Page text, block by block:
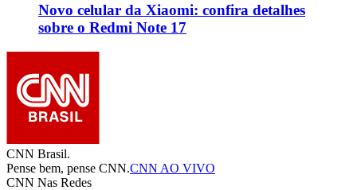
Novo celular da Xiaomi: confira detalhes
sobre o Redmi Note 17
CNN Brasil.
Pense bem, pense CNN.CNN AO VIVO
CNN Nas Redes